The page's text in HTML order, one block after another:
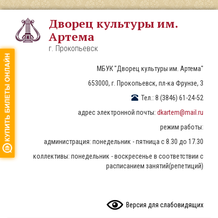
Перейти
основному
содержанию
Дворец культуры им.
Артема
г. Прокопьевск
МБУК "Дворец культуры им. Артема"
653000, г. Прокопьевск, пл-ка Фрунзе, 3
Тел.: 8 (3846) 61-24-52
адрес электронной почты: dkartem@mail.ru
режим работы:
администрация: понедельник - пятница с 8.30 до 17.30
коллективы: понедельник - воскресенье в соответствии с
расписанием занятий(репетиций)
Версия для слабовидящих